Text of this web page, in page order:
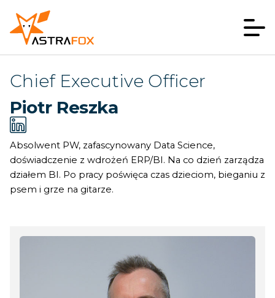
Chief Executive Officer
Piotr Reszka
Absolwent PW, zafascynowany Data Science,
doświadczenie z wdrożeń ERP/BI. Na co dzień zarządza
działem BI. Po pracy poświęca czas dzieciom, bieganiu z
psem i grze na gitarze.